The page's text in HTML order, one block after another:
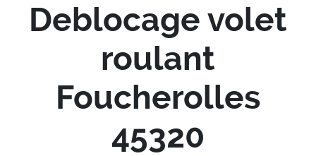
Deblocage volet
roulant
Foucherolles
45320